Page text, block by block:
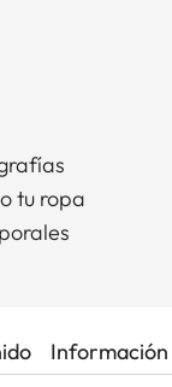
tu ropa